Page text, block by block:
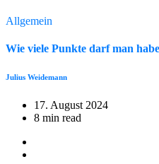
Allgemein
Wie viele Punkte darf man
Julius Weidemann
17. August 2024
8 min read